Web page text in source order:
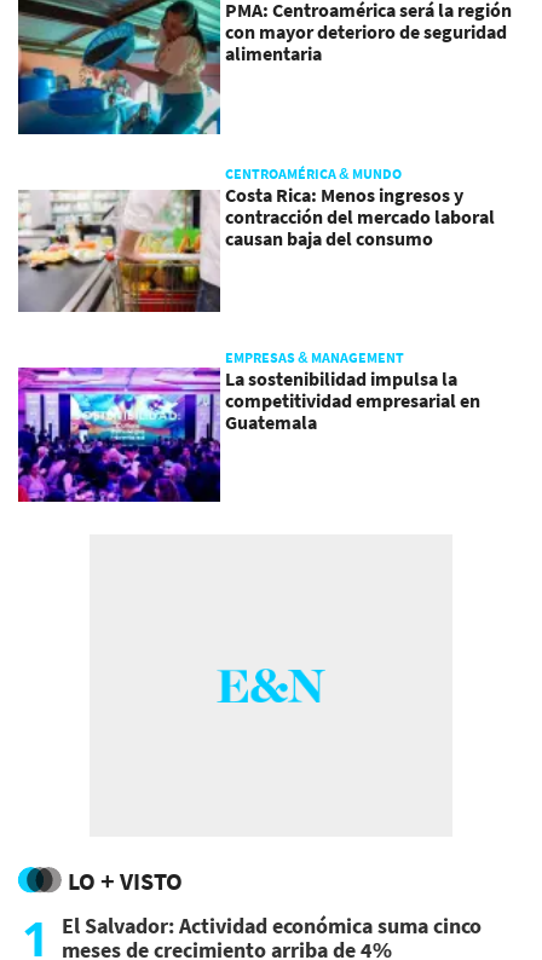
PMA: Centroamérica será la región
con mayor deterioro de seguridad
alimentaria
CENTROAMÉRICA & MUNDO
Costa Rica: Menos ingresos y
contracción del mercado laboral
causan baja del consumo
EMPRESAS & MANAGEMENT
La sostenibilidad impulsa la
competitividad empresarial en
Guatemala
LO + VISTO
1
El Salvador: Actividad económica suma cinco
meses de crecimiento arriba de 4%